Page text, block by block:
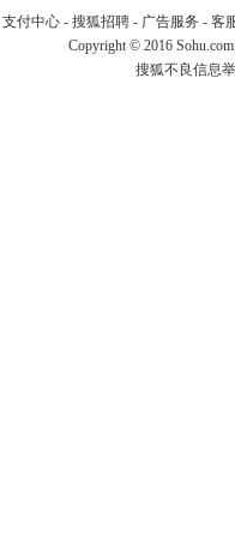
支付中心- 搜狐招聘- 广告服务 - 客
Copyright © 2016
搜狐不良信息